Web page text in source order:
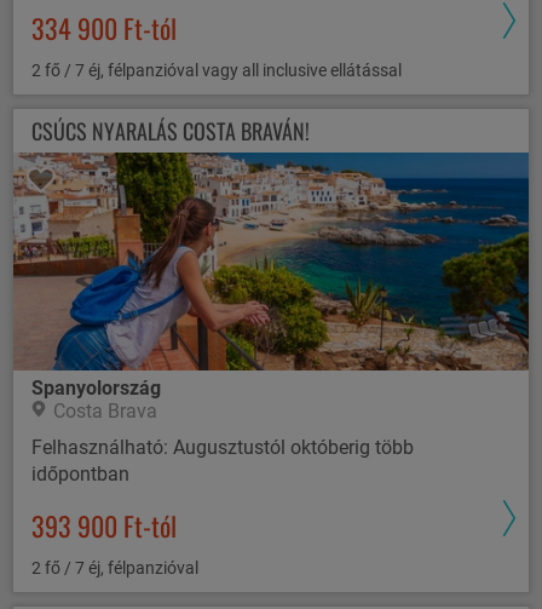
334 900 Ft-tól
2 fő / 7 éj, félpanzióval vagy all inclusive ellátással
CSÚCS NYARALÁS COSTA BRAVÁN!
Spanyolország
Costa Brava
Felhasználható: Augusztustól októberig több
időpontban
393 900 Ft-tól
2 fő / 7 éj, félpanzióval